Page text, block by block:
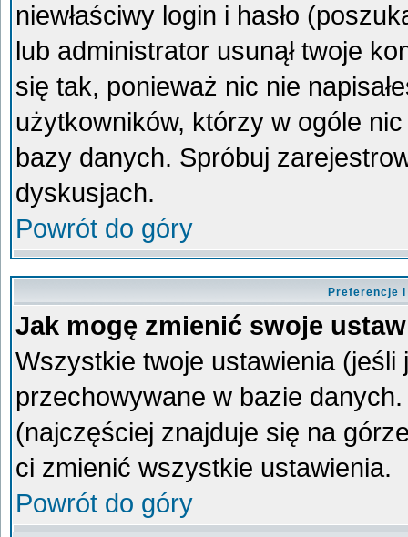
niewłaściwy login i hasło
lub administrator usunął twoje
się tak, ponieważ nic nie
użytkowników, którzy w ogóle
bazy danych. Spróbuj
dyskusjach.
Powrót do góry
Preferencje
Jak mogę zmienić swoje
Wszystkie twoje ustawienia
przechowywane w bazie
(najczęściej znajduje się na
ci zmienić wszystkie ustawienia.
Powrót do góry